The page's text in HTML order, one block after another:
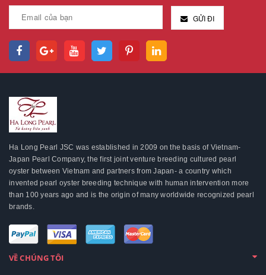
GỬI ĐI
Ha Long Pearl JSC was established in 2009 on the basis of Vietnam-
Japan Pearl Company, the first joint venture breeding cultured pearl
oyster between Vietnam and partners from Japan- a country which
invented pearl oyster breeding technique with human intervention more
than 100 years ago and is the origin of many worldwide recognized pearl
brands.
VỀ CHÚNG TÔI